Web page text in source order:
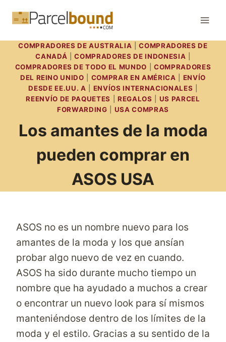
COMPRADORES DE AUSTRALIA |COMPRADORES DE
CANADÁ |COMPRADORES DE INDONESIA
COMPRADORES DE TODO EL MUNDO |COMPRADORES
DEL REINO UNIDO
COMPRAR EN AMÉRICA
ENVÍO
DESDE EE.UU. A
ENVÍOS INTERNACIONALES
REENVÍO DE PAQUETES
REGALOS
US PARCEL
FORWARDING
USA COMPRAS
Los amantes de la moda
pueden comprar en
ASOS USA
ASOS no es un nombre nuevo para los
amantes de la moda y los que ansían
probar algo nuevo de vez en cuando.
ASOS ha sido durante mucho tiempo un
nombre que ha ayudado a muchos a crear
o encontrar un nuevo look para sí mismos
manteniéndose dentro de los límites de la
moda y el estilo. Gracias a su sentido de la